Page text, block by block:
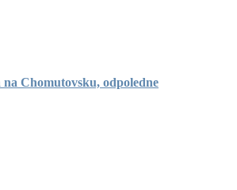
Chomutovsku, odpoledne